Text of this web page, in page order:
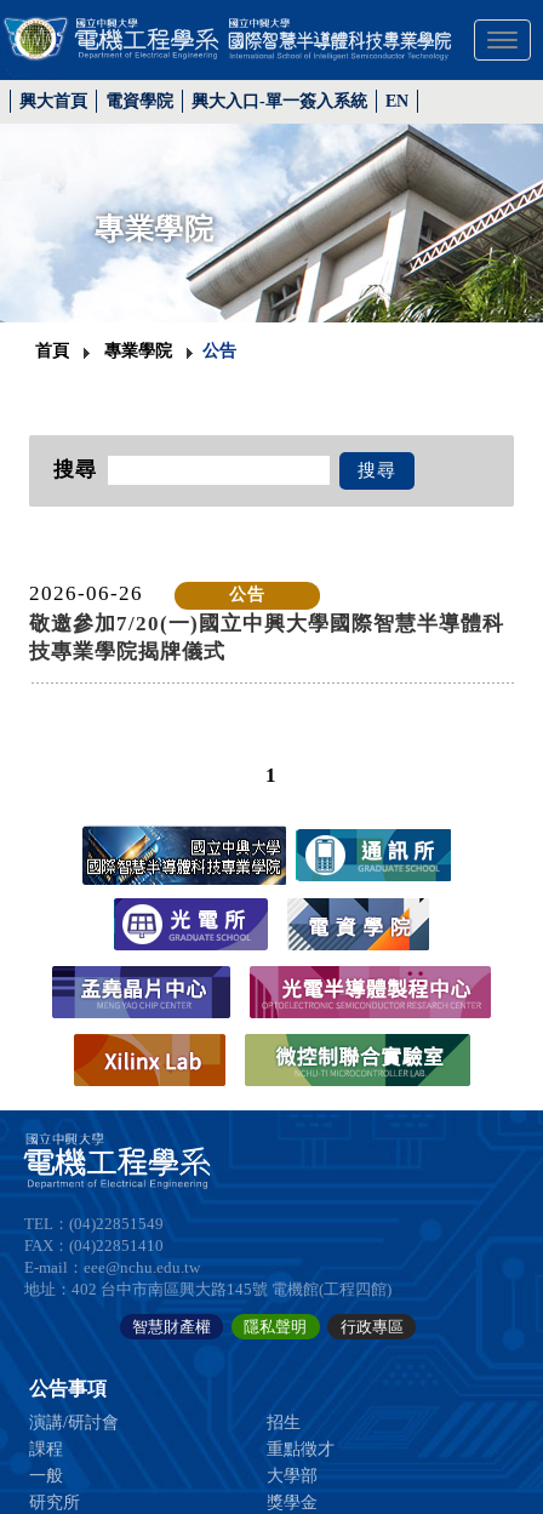
興大首頁 電資學院 興大入口-單一簽入系統 EN
專業學院
TEL：(04)22851549
FAX：(04)22851410
E-mail：eee@nchu.edu.tw
地址：402 台中市南區興大路145號 電機館(工程四館)
智慧財產權 隱私聲明 行政專區
公告事項
演講/研討會
招生
課程
重點徵才
一般
大學部
研究所
獎學金